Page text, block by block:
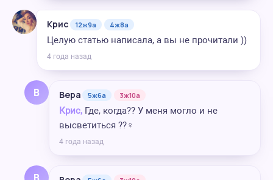
Крис 12ж9а 4ж8а
Целую статью написала, а вы не прочитали ))
4 года назад
В Вера 5ж6а 3ж10а
Крис, Где, когда?? У меня могло и не
высветиться ??‍♀️
4 года назад
В